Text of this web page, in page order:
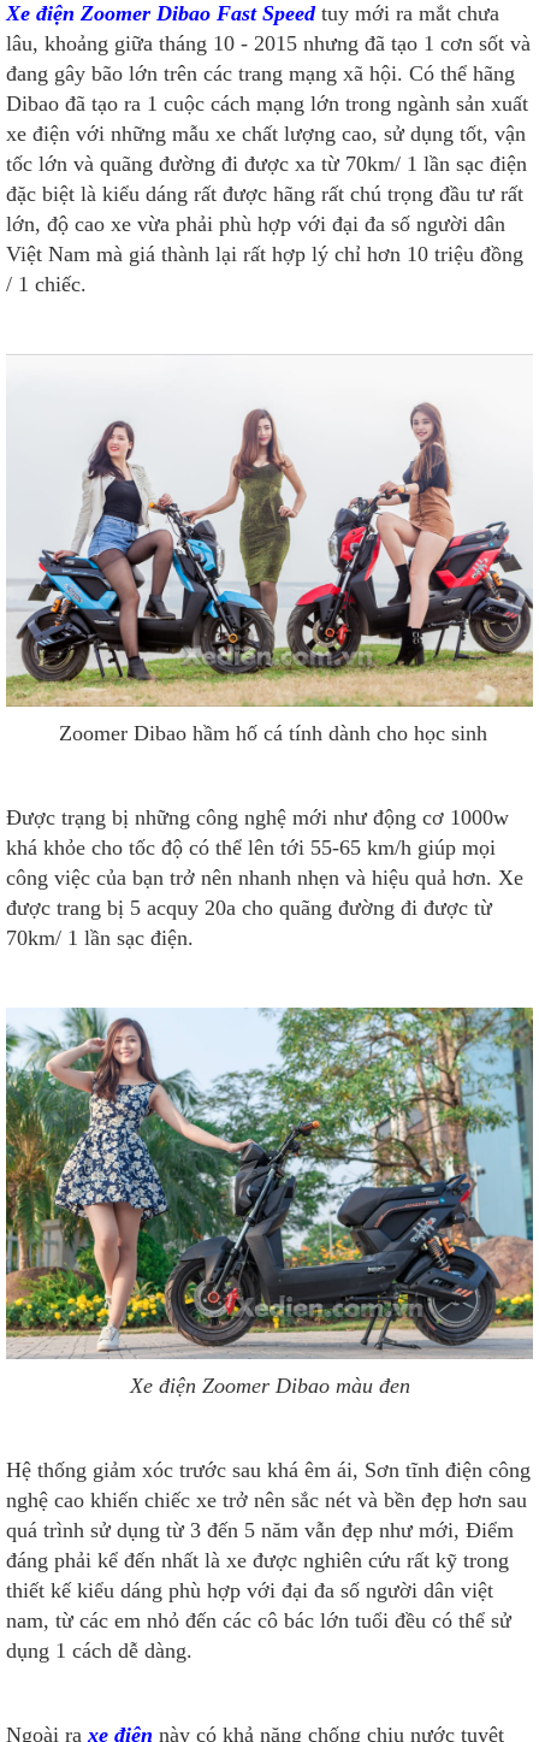
Xe điện Zoomer Dibao Fast Speedtuy mới ra mắt chưa
lâu, khoảng giữa tháng 10 - 2015 nhưng đã tạo 1 cơn sốt và
đang gây bão lớn trên các trang mạng xã hội. Có thể hãng
Dibao đã tạo ra 1 cuộc cách mạng lớn trong ngành sản xuất
xe điện với những mẫu xe chất lượng cao, sử dụng tốt, vận
tốc lớn và quãng đường đi được xa từ 70km/ 1 lần sạc điện
đặc biệt là kiểu dáng rất được hãng rất chú trọng đầu tư rất
lớn, độ cao xe vừa phải phù hợp với đại đa số người dân
Việt Nam mà giá thành lại rất hợp lý chỉ hơn 10 triệu đồng
/ 1 chiếc.
Zoomer Dibao hầm hố cá tính dành cho học sinh
Được trạng bị những công nghệ mới như động cơ 1000w
khá khỏe cho tốc độ có thể lên tới 55-65 km/h giúp mọi
công việc của bạn trở nên nhanh nhẹn và hiệu quả hơn. Xe
được trang bị 5 acquy 20a cho quãng đường đi được từ
70km/ 1 lần sạc điện.
Xe điện Zoomer Dibao màu đen
Hệ thống giảm xóc trước sau khá êm ái, Sơn tĩnh điện công
nghệ cao khiến chiếc xe trở nên sắc nét và bền đẹp hơn sau
quá trình sử dụng từ 3 đến 5 năm vẫn đẹp như mới, Điểm
đáng phải kể đến nhất là xe được nghiên cứu rất kỹ trong
thiết kế kiểu dáng phù hợp với đại đa số người dân việt
nam, từ các em nhỏ đến các cô bác lớn tuổi đều có thể sử
dụng 1 cách dễ dàng.
Ngoài ra xe điện này có khả năng chống chịu nước tuyệt